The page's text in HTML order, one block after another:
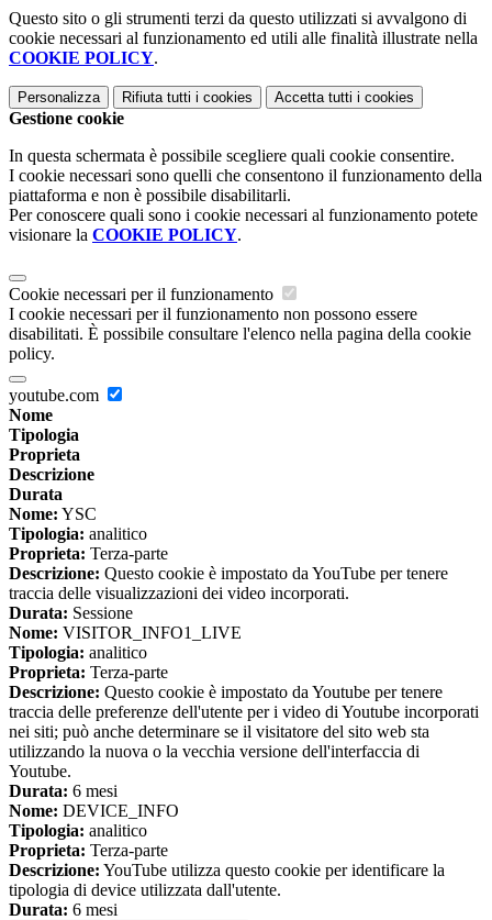
Questo sito o gli strumenti terzi da questo utilizzati si avvalgono di
cookie necessari al funzionamento ed utili alle finalità illustrate nella
COOKIE POLICY.
Personalizza Rifiuta tutti i cookies Accetta tutti i cookies
Gestione cookie
In questa schermata è possibile scegliere quali cookie consentire.
I cookie necessari sono quelli che consentono il funzionamento della
piattaforma e non è possibile disabilitarli.
Per conoscere quali sono i cookie necessari al funzionamento potete
visionare la COOKIE POLICY.
Cookie necessari per il funzionamento
I cookie necessari per il funzionamento non possono essere
disabilitati. È possibile consultare l'elenco nella pagina della cookie
policy.
youtube.com
Nome
Tipologia
Proprieta
Descrizione
Durata
Nome: YSC
Tipologia: analitico
Proprieta: Terza-parte
Descrizione: Questo cookie è impostato da YouTube per tenere
traccia delle visualizzazioni dei video incorporati.
Durata: Sessione
Nome: VISITOR_INFO1_LIVE
Tipologia: analitico
Proprieta: Terza-parte
Descrizione: Questo cookie è impostato da Youtube per tenere
traccia delle preferenze dell'utente per i video di Youtube incorporati
nei siti; può anche determinare se il visitatore del sito web sta
utilizzando la nuova o la vecchia versione dell'interfaccia di
Youtube.
Durata: 6 mesi
Nome: DEVICE_INFO
Tipologia: analitico
Proprieta: Terza-parte
Descrizione: YouTube utilizza questo cookie per identificare la
tipologia di device utilizzata dall'utente.
Durata: 6 mesi